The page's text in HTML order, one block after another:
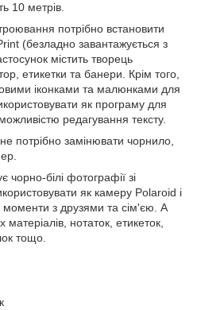
10 метрів.
потрібно встановити
(безладно завантажується з
містить творець
етикетки та банери. Крім того,
іконками та малюнками для
як програму для
редагування тексту.
потрібно замінювати чорнило,
чорно-білі фотографії зі
як камеру Polaroid і
моменти з друзями та сім'єю. А
нотаток, етикеток,
тощо.